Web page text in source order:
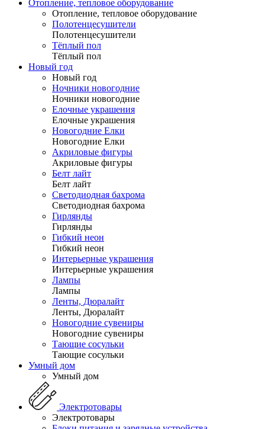
Отопление, тепловое оборудование
Отопление, тепловое оборудование
Полотенцесушители
Полотенцесушители
Тёплый пол
Тёплый пол
Новый год
Новый год
Ночники новогодние
Ночники новогодние
Елочные украшения
Елочные украшения
Новогодние Елки
Новогодние Елки
Акриловые фигуры
Акриловые фигуры
Белт лайт
Белт лайт
Светодиодная бахрома
Светодиодная бахрома
Гирлянды
Гирлянды
Гибкий неон
Гибкий неон
Интерьерные украшения
Интерьерные украшения
Лампы
Лампы
Ленты, Дюралайт
Ленты, Дюралайт
Новогодние сувениры
Новогодние сувениры
Тающие сосульки
Тающие сосульки
Умный дом
Умный дом
Электротовары
Электротовары